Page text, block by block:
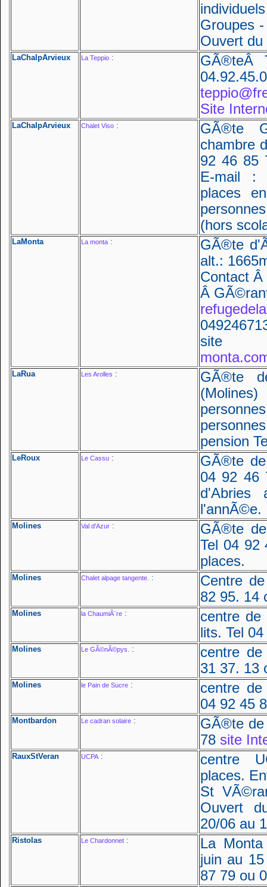
Groupes
Ouvert
LaChalpArvieux La Teppio :
GÃ®teÂ
Site
LaChalpArvieux Chalet Viso :
GÃ®te
chambre
92 46 85
E-mail :
places
(hors
LaMonta La monta :
GÃ®te
alt.:
Contact Â
Â
LaRua Les Arolles :
GÃ®te
pension
LeRoux Le Cassu :
GÃ®te
04 92 46
d'Abries
l'annÃ©e.
Molines Val d'Azur :
GÃ®te
Tel 04 92
places.
Molines Chalet alpage tangente. :
Centre
82 95. 14
Molines la ChaumiÃ¨re :
centre de
lits. Tel
Molines Le GÃ©nÃ©pys. :
centre
31 37. 13
Molines le Pain de Sucre :
centre
04 92 45
Montbardon Le cadran solaire :
GÃ®te de
78 site
RauxStVeran UCPA :
centre
places.
St
Ouvert
20/06 au
Ristolas Le Chardonnet :
La
juin au
87 79 ou